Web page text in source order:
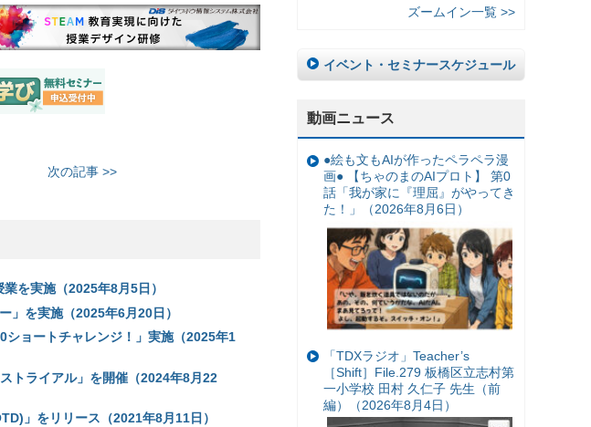
次の記事 >>
を実施（2025年8月5日）
」を実施（2025年6月20日）
ョートチャレンジ！」実施（2025年1
トライアル」を開催（2024年8月22
」をリリース（2021年8月11日）
ズームイン一覧 >>
イベント・セミナースケジュール
動画ニュース
●絵も文もAIが作ったペラペラ漫
画● 【ちゃのまのAIプロト】 第0
話「我が家に『理屈』がやってき
た！」（2026年8月6日）
「TDXラジオ」Teacher’s
［Shift］File.279 板橋区立志村第
一小学校 田村 久仁子 先生（前
編）（2026年8月4日）